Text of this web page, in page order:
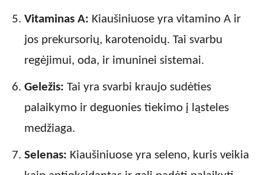
Vitaminas A: Kiaušiniuose yra vitamino A ir
jos prekursorių, karotenoidų. Tai svarbu
regėjimui, oda, ir imuninei sistemai.
Geležis: Tai yra svarbi kraujo sudėties
palaikymo ir deguonies tiekimo į ląsteles
medžiaga.
Selenas: Kiaušiniuose yra seleno, kuris veikia